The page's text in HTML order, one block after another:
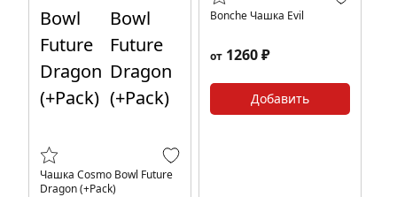
Чашка Cosmo Bowl Future
Dragon (+Pack)
Bonche Чашка Evil
от 1260 ₽
Добавить